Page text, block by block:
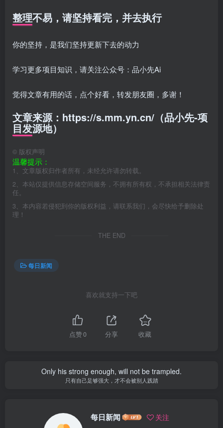
整理不易，请坚持看完，并去执行
你的坚持，是我们坚持更新下去的动力
学习更多项目知识，请关注公众号：品小先Ai
觉得文章有用的话，点个好看，转发朋友圈，多谢！
文章来源：https://s.mm.yn.cn/（品小先-项
目发源地）
© 版权声明
温馨提示：
1、文章版权归作者所有，未经允许请勿转载。
2、本站仅提供信息存储空间服务，不拥有所有权，不承担相关法律责
任。
3、本内容若侵犯到你的版权利益，请联系我们，会尽快给予删除处
理！
THE END
每日新闻
喜欢就支持一下吧
点赞0 分享 收藏
Only his strong enough, will not be trampled.
只有自己足够强大，才不会被别人践踏
每日新闻 关注